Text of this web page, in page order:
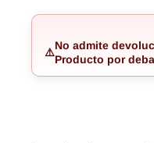
⚠️
No admite
Producto por